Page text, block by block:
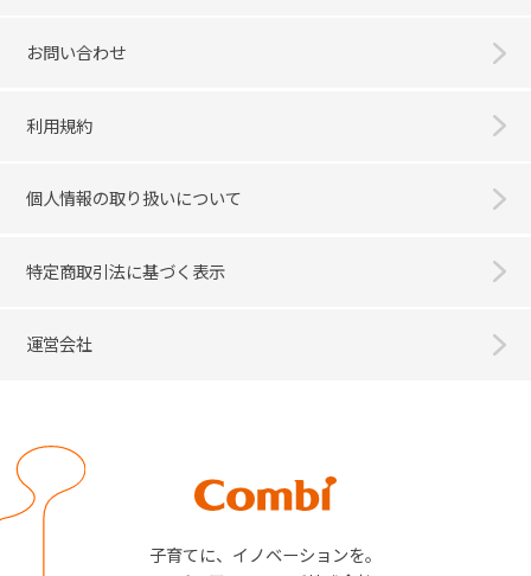
お問い合わせ
利用規約
個人情報の取り扱いについて
特定商取引法に基づく表示
運営会社
子育てに、イノベーションを。